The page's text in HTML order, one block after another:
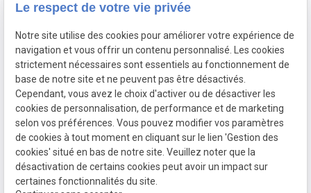
Contact
03 20 32 97 37
flandremedical@gmail.com
1 Place Saint Piat
59113 SECLIN
Horaires
Lundi - Vendredi
09:00 - 12:00 et 14:00 - 18:30
Mentions Politique de
Le respect de votre vie privée
Notre site utilise des cookies pour améliorer votre expérience de
navigation et vous offrir un contenu personnalisé. Les cookies
strictement nécessaires sont essentiels au fonctionnement de
base de notre site et ne peuvent pas être désactivés.
Cependant, vous avez le choix d'activer ou de désactiver les
cookies de personnalisation, de performance et de marketing
selon vos préférences. Vous pouvez modifier vos paramètres
de cookies à tout moment en cliquant sur le lien 'Gestion des
cookies' situé en bas de notre site. Veuillez noter que la
désactivation de certains cookies peut avoir un impact sur
certaines fonctionnalités du site.